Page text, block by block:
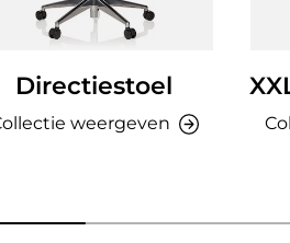
Directiestoel
weergeven